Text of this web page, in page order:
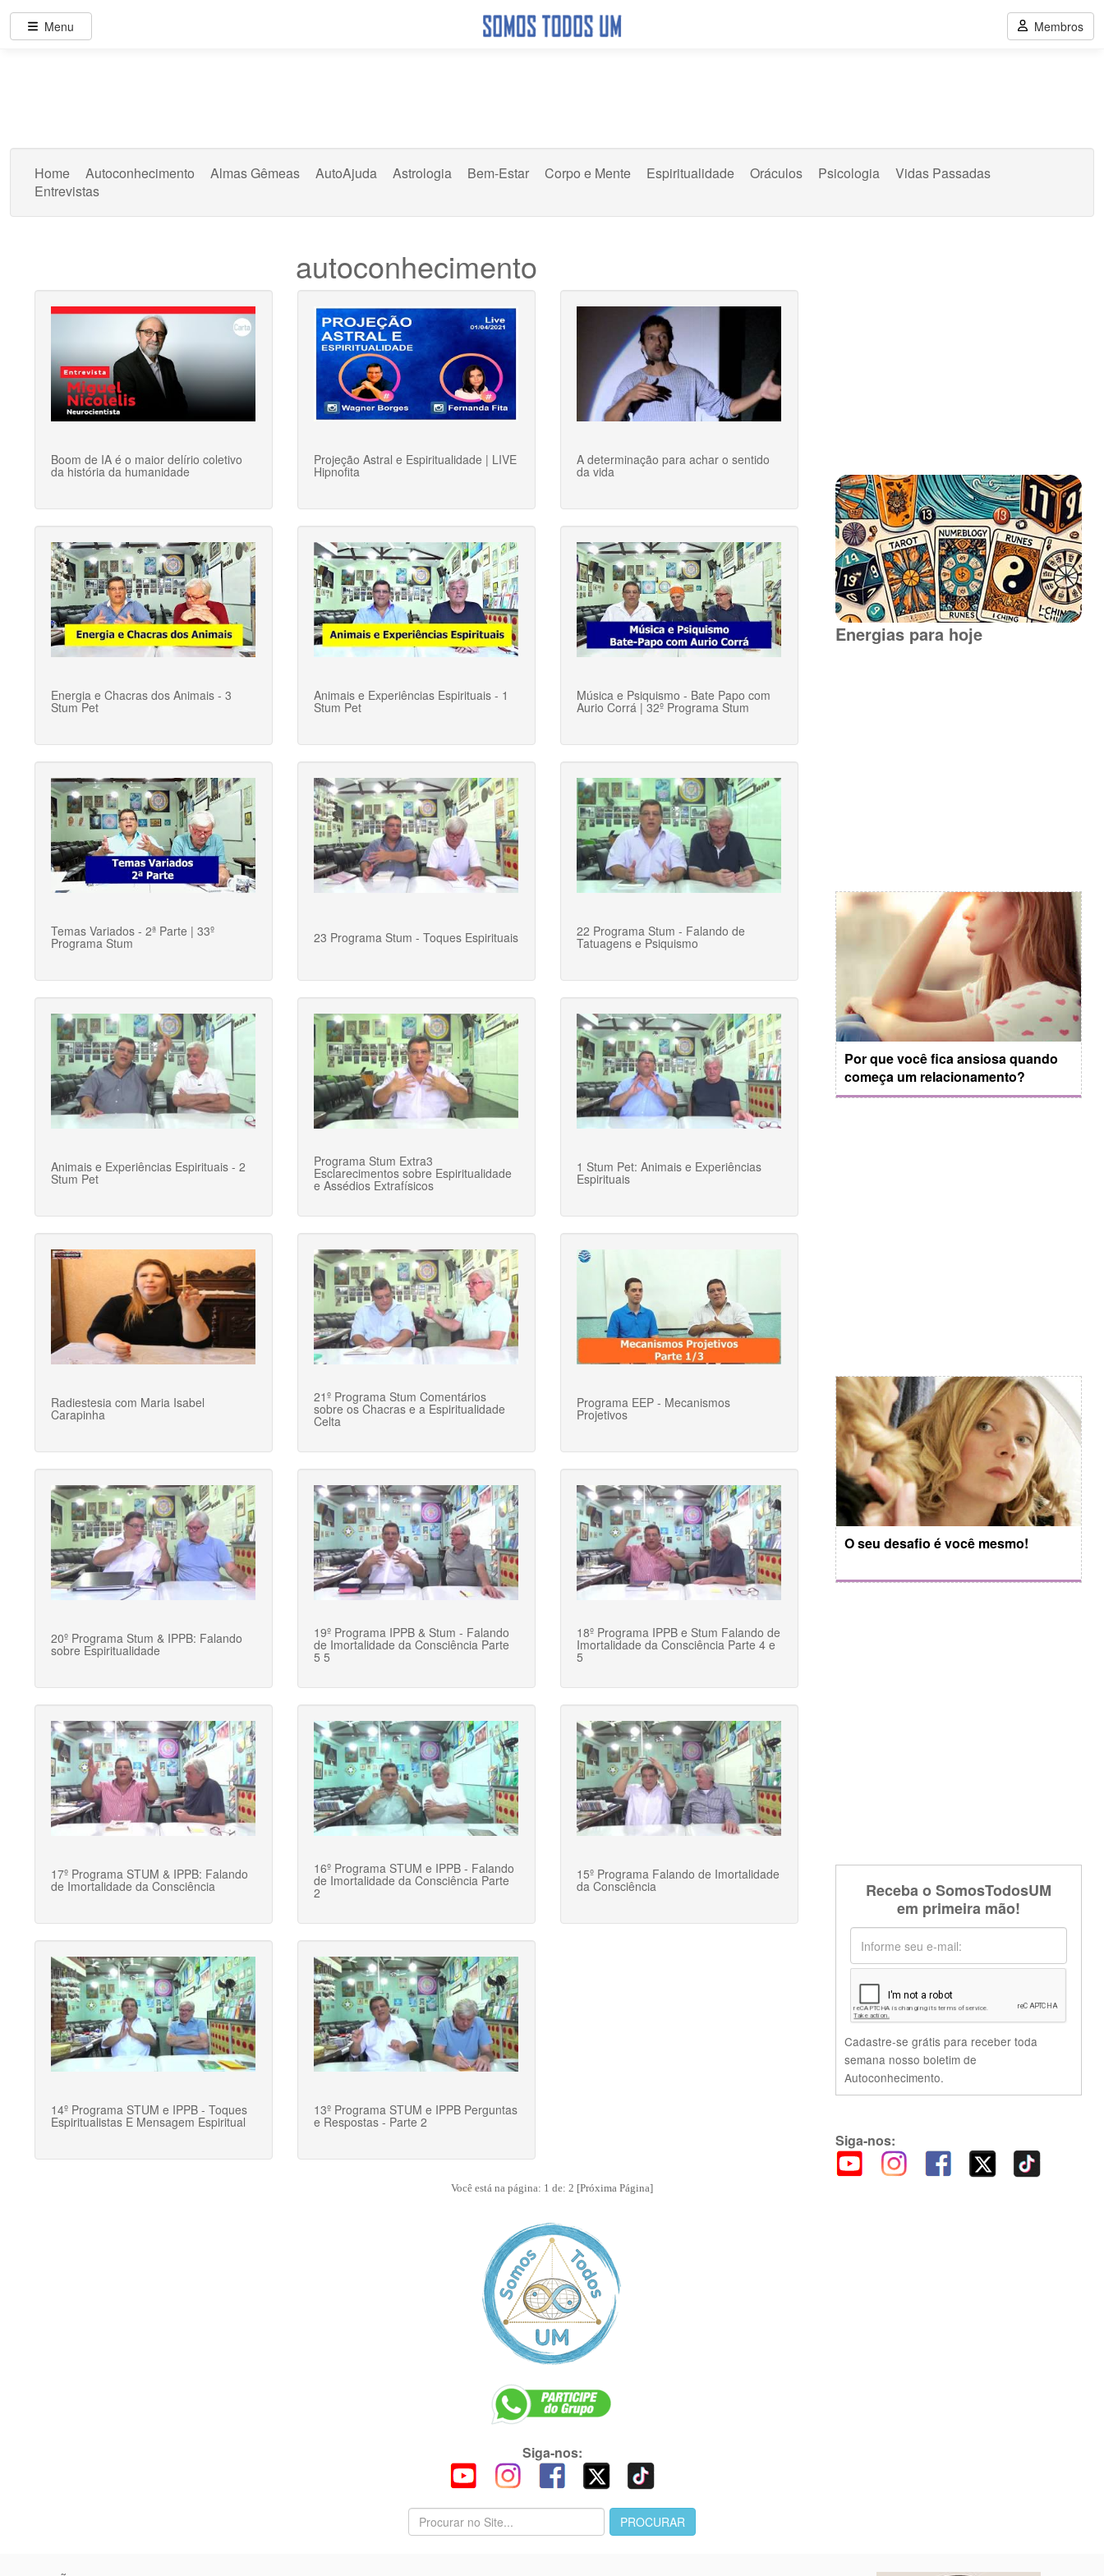
Home Autoconhecimento Almas Gêmeas AutoAjuda Astrologia Bem-Estar Corpo e Mente Espiritualidade Oráculos Psicologia
Vidas Passadas
Entrevistas
autoconhecimento
Boom de IA é o maior delírio coletivo
da história da humanidade
Projeção Astral e Espiritualidade | LIVE
Hipnofita
A determinação para achar o sentido
da vida
Energia e Chacras dos Animais - 3
Stum Pet
Animais e Experiências Espirituais - 1
Stum Pet
Música e Psiquismo - Bate Papo com
Aurio Corrá | 32º Programa Stum
Temas Variados - 2ª Parte | 33º
Programa Stum 23 Programa Stum - Toques Espirituais 22 Programa Stum - Falando de
Tatuagens e Psiquismo
Animais e Experiências Espirituais - 2
Stum Pet
Programa Stum Extra3
Esclarecimentos sobre Espiritualidade
e Assédios Extrafísicos
1 Stum Pet: Animais e Experiências
Espirituais
Radiestesia com Maria Isabel
Carapinha
21º Programa Stum Comentários
sobre os Chacras e a Espiritualidade
Celta
Programa EEP - Mecanismos
Projetivos
20º Programa Stum & IPPB: Falando
sobre Espiritualidade
19º Programa IPPB & Stum - Falando
de Imortalidade da Consciência Parte
5 5
18º Programa IPPB e Stum Falando de
Imortalidade da Consciência Parte 4 e
5
17º Programa STUM & IPPB: Falando
de Imortalidade da Consciência
16º Programa STUM e IPPB - Falando
de Imortalidade da Consciência Parte
2
15º Programa Falando de Imortalidade
da Consciência
14º Programa STUM e IPPB - Toques
Espiritualistas E Mensagem Espiritual
13º Programa STUM e IPPB Perguntas
e Respostas - Parte 2
Energias para hoje
Por que você fica ansiosa quando
começa um relacionamento?
O seu desafio é você mesmo!
Receba o SomosTodosUM
em primeira mão!
Cadastre-se grátis para receber toda
semana nosso boletim de
Autoconhecimento.
Siga-nos:
Você está na página: 1 de: 2 [Próxima Página]
Siga-nos:
Menu Membros